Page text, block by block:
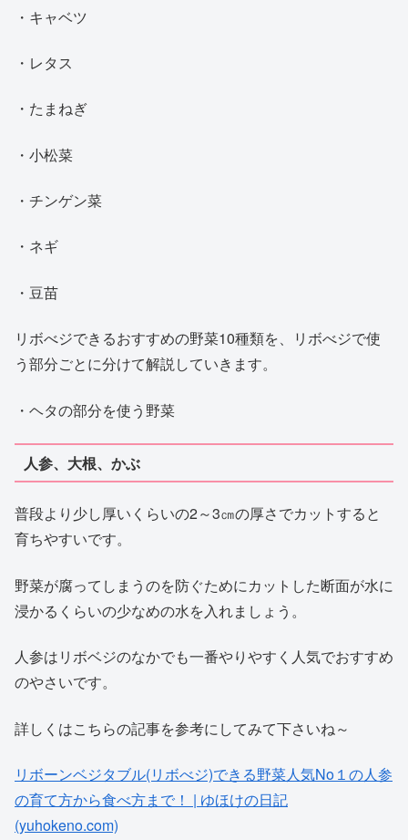
・キャベツ
・レタス
・たまねぎ
・小松菜
・チンゲン菜
・ネギ
・豆苗
リボべジできるおすすめの野菜10種類を、リボべジで使
う部分ごとに分けて解説していきます。
・ヘタの部分を使う野菜
人参、大根、かぶ
普段より少し厚いくらいの2～3㎝の厚さでカットすると
育ちやすいです。
野菜が腐ってしまうのを防ぐためにカットした断面が水に
浸かるくらいの少なめの水を入れましょう。
人参はリボベジのなかでも一番やりやすく人気でおすすめ
のやさいです。
詳しくはこちらの記事を参考にしてみて下さいね～
リボーンベジタブル(リボべジ)できる野菜人気No１の人参
の育て方から食べ方まで！ | ゆほけの日記
(yuhokeno.com)